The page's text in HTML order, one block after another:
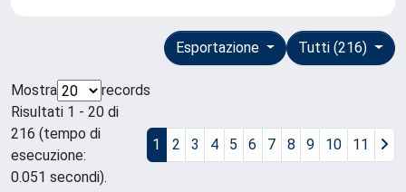
Tutti (216)
Esportazione
Mostra
records
Risultati 1 - 20 di
216 (tempo di
esecuzione:
0.051 secondi).
1 2 3 4 5 6 7 8 9 10 11